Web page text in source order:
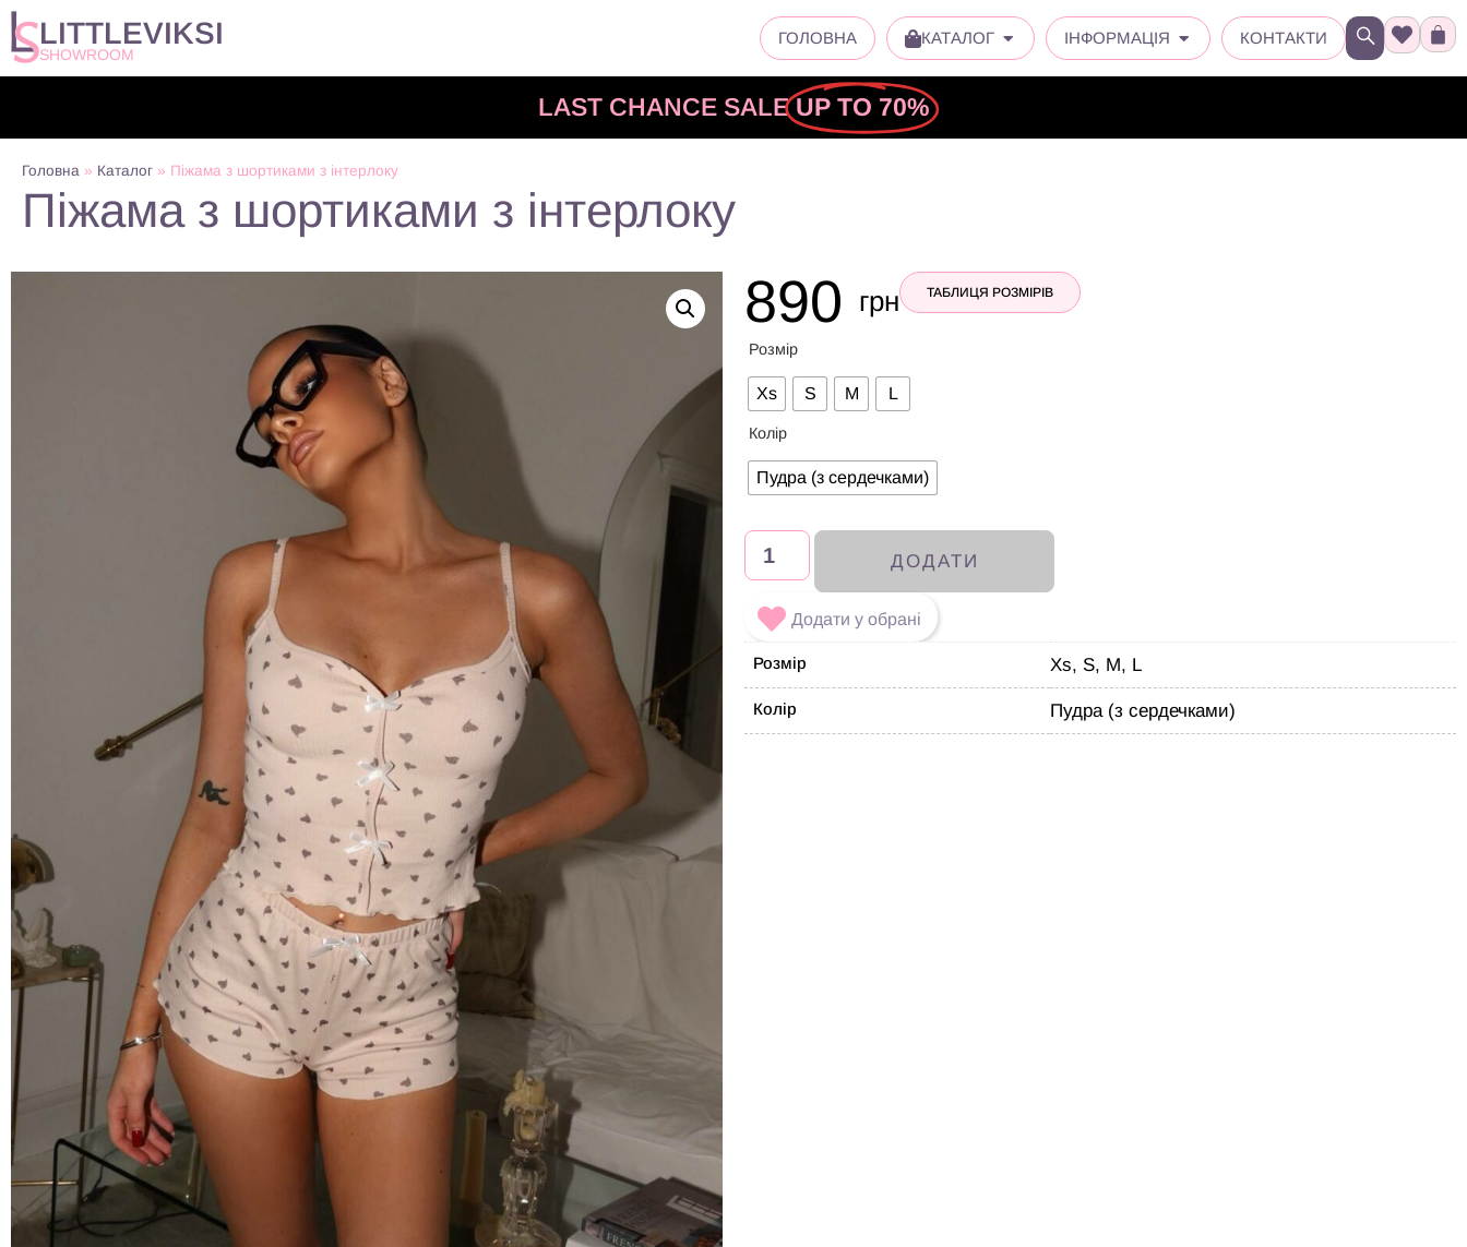
LITTLEVIKSI
SHOWROOM
ГОЛОВНА КАТАЛОГ ІНФОРМАЦІЯ КОНТАКТИ
LAST CHANCE SALEUP TO 70%
Головна » Каталог » Піжама з шортиками з інтерлоку
Піжама з шортиками з інтерлоку
890 грн ТАБЛИЦЯ РОЗМІРІВ
Розмір
Xs S M L
Колір
Пудра (з сердечками)
ДОДАТИ
Додати у обрані
Розмір Xs, S, M, L
Колір Пудра (з сердечками)